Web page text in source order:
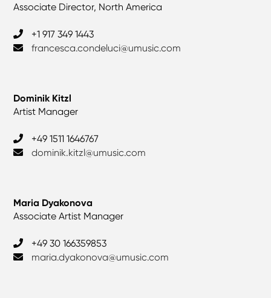
Associate Director, North America
+1 917 349 1443
francesca.condeluci@umusic.com
Dominik Kitzl
Artist Manager
‎+49 1511 1646767
dominik.kitzl@umusic.com
Maria Dyakonova
Associate Artist Manager
+49 30 166359853
maria.dyakonova@umusic.com